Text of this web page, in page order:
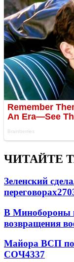
ЧИТАЙТЕ
Зеленский
переговорах
В Минобороны
возвращения
Майора ВСП
СОЧ4337